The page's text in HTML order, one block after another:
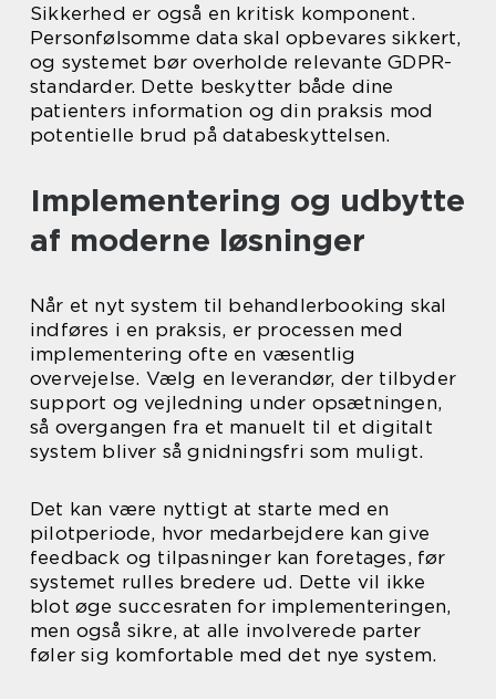
Sikkerhed er også en kritisk komponent.
Personfølsomme data skal opbevares sikkert,
og systemet bør overholde relevante GDPR-
standarder. Dette beskytter både dine
patienters information og din praksis mod
potentielle brud på databeskyttelsen.
Implementering og udbytte
af moderne løsninger
Når et nyt system til behandlerbooking skal
indføres i en praksis, er processen med
implementering ofte en væsentlig
overvejelse. Vælg en leverandør, der tilbyder
support og vejledning under opsætningen,
så overgangen fra et manuelt til et digitalt
system bliver så gnidningsfri som muligt.
Det kan være nyttigt at starte med en
pilotperiode, hvor medarbejdere kan give
feedback og tilpasninger kan foretages, før
systemet rulles bredere ud. Dette vil ikke
blot øge succesraten for implementeringen,
men også sikre, at alle involverede parter
føler sig komfortable med det nye system.